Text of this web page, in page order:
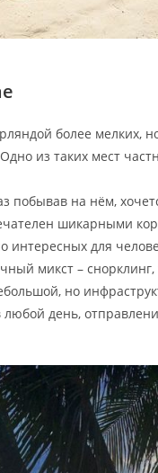
более мелких,
из таких мест
побывав на нём,
шикарными
интересных для
микст –
но
день,